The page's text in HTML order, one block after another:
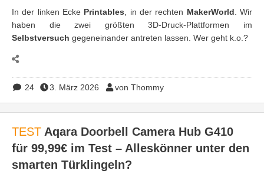
In der linken Ecke Printables , in der rechten MakerWorld . Wir
haben die zwei größten 3D-Druck-Plattformen im
Selbstversuch gegeneinander antreten lassen. Wer geht k.o.?
24 3. März 2026 von Thommy
TEST Aqara Doorbell Camera Hub G410
für 99,99€ im Test – Alleskönner unter den
smarten Türklingeln?